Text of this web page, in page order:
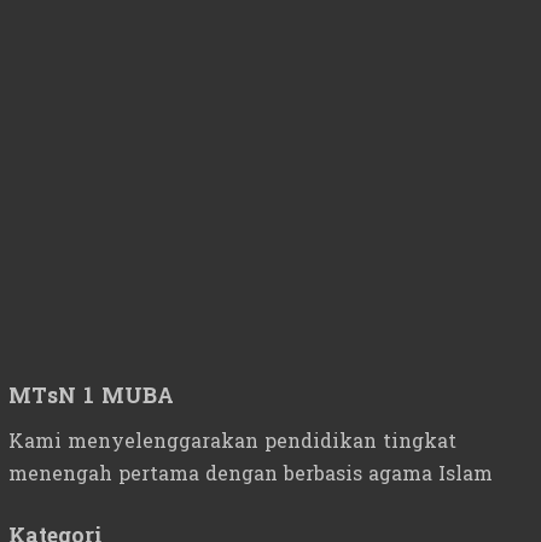
MTsN 1 MUBA
Kami menyelenggarakan pendidikan tingkat
menengah pertama dengan berbasis agama Islam